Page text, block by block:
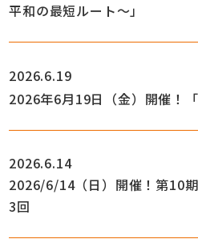
平和の最短ルート～」
2026.6.19
2026年6月19日（金）開催！
2026.6.14
2026/6/14（日）開催！第10
3回